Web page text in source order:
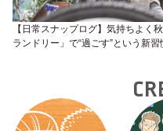
【日常スナップログ】気持ちよく
ランドリー」で“過ごす”という新